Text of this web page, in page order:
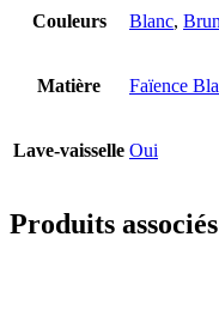
Couleurs Blanc,
Matière Faïence
Lave-vaisselle Oui
Produits associés